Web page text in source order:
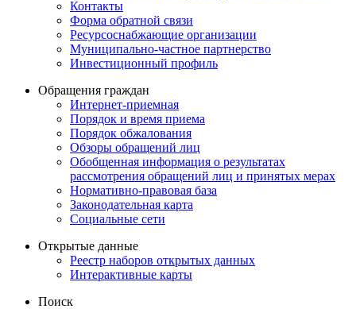
Контакты
Форма обратной связи
Ресурсоснабжающие организации
Муниципально-частное партнерство
Инвестиционный профиль
Обращения граждан
Интернет-приемная
Порядок и время приема
Порядок обжалования
Обзоры обращений лиц
Обобщенная информация о результатах
рассмотрения обращений лиц и принятых мерах
Нормативно-правовая база
Законодательная карта
Социальные сети
Открытые данные
Реестр наборов открытых данных
Интерактивные карты
Поиск